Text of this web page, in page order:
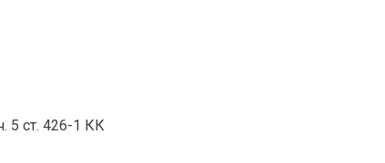
5 ст. 426-1 КК